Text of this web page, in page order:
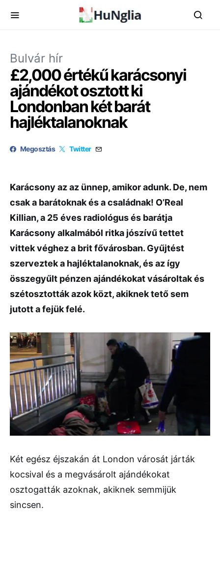
Bulvár hír
£2,000 értékű karácsonyi
ajándékot osztott ki
Londonban két barát
hajléktalanoknak
Megosztás Twitter
Karácsony az az ünnep, amikor adunk. De, nem
csak a barátoknak és a családnak! O’Real
Killian, a 25 éves radiológus és barátja
Karácsony alkalmából ritka jószívű tettet
vittek véghez a brit fővárosban. Gyűjtést
szerveztek a hajléktalanoknak, és az így
összegyűlt pénzen ajándékokat vásároltak és
szétosztották azok közt, akiknek tető sem
jutott a fejük felé.
Két egész éjszakán át London városát járták
kocsival és a megvásárolt ajándékokat
osztogatták azoknak, akiknek semmijük
sincsen.